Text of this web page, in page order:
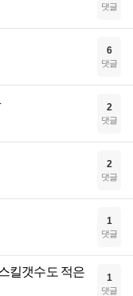
댓글
6
댓글
2
댓글
2
댓글
1
댓글
킬갯수도 적은
1
댓글